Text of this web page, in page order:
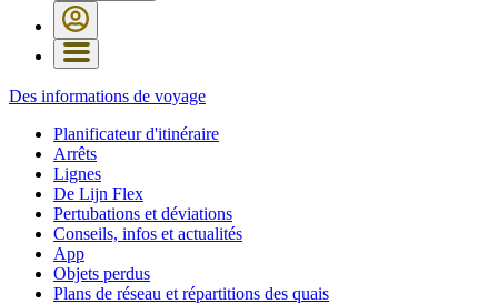
Des informations de voyage
Planificateur d'itinéraire
Arrêts
Lignes
De Lijn Flex
Pertubations et déviations
Conseils, infos et actualités
App
Objets perdus
Plans de réseau et répartitions des quais